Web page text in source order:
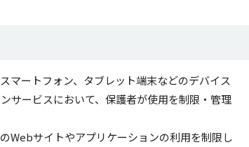
マートフォン、タブレット端末などのデバイス
サービスにおいて、保護者が使用を制限・管理
Webサイトやアプリケーションの利用を制限し